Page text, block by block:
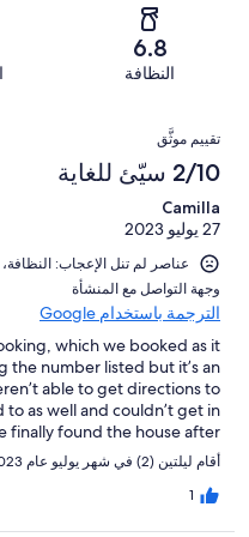
تقييمات
النزلاء
من
تقييمات
النزلاء
من
أصل
من
تقييمات
النزلاء
6.8
النظافة
التقييمات
تقييم موثَّق
2/10 سيّئ للغاية
Camilla
27 يوليو 2023
و⁦جهة التواصل مع المنشأة⁩
الترجمة باستخدام Google
which we booked as it
the number listed but it’s an
able to get directions to
as well and couldn’t get in
finally found the house after
place only to finally find the
managers on site, and the
booked online as she wasn’t
أقام ليلتين (2) في شهر يوليو عام 2023
1